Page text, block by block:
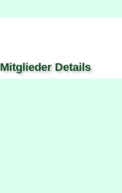
Mitglieder Details